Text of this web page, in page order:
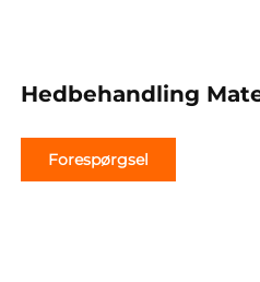
Hedbehandling
Forespørgsel